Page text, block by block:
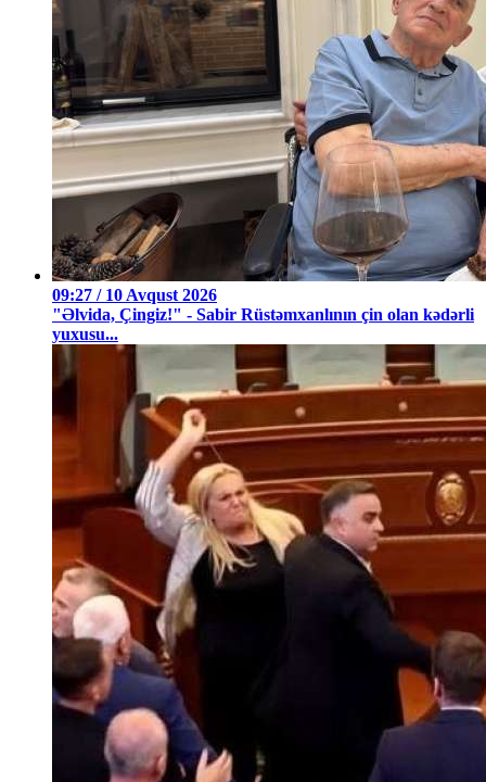
09:27 / 10 Avqust 2026
"Əlvida, Çingiz!" - Sabir Rüstəmxanlının çin olan kədərli
yuxusu...